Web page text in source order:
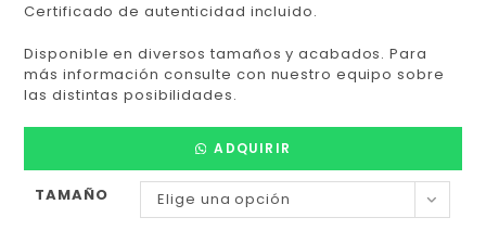
Certificado de autenticidad incluido.
Disponible en diversos tamaños y acabados. Para
más información consulte con nuestro equipo sobre
las distintas posibilidades.
ADQUIRIR
TAMAÑO Elige una opción